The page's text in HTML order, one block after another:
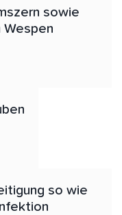
sowie
Wespen
so wie